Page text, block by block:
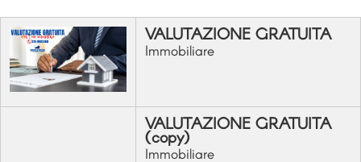
VALUTAZIONE GRATUITA
Immobiliare
VALUTAZIONE GRATUITA
(copy)
Immobiliare